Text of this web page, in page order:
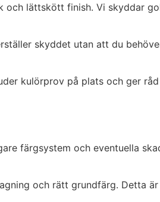
och lättskött finish. Vi skyddar
skyddet utan att du
kulörprov på plats och ger
färgsystem och eventuella
och rätt grundfärg. Detta